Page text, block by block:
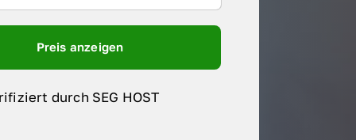
Preis anzeigen
durch SEG HOST